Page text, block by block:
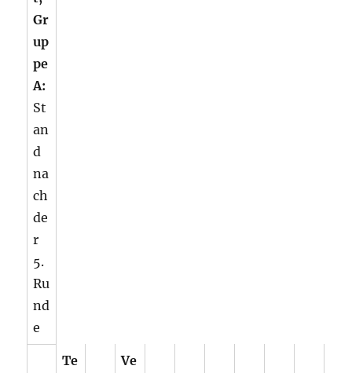
Gr
up
pe
A:
St
an
d
na
ch
de
r
5.
Ru
nd
e
Te
Ve